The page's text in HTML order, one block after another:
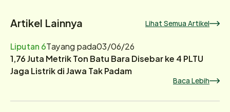
Artikel Lainnya Lihat Semua Artikel
Liputan 6Tayang pada03/06/26
1,76 Juta Metrik Ton Batu Bara Disebar ke 4 PLTU
Jaga Listrik di Jawa Tak Padam
Baca Lebih